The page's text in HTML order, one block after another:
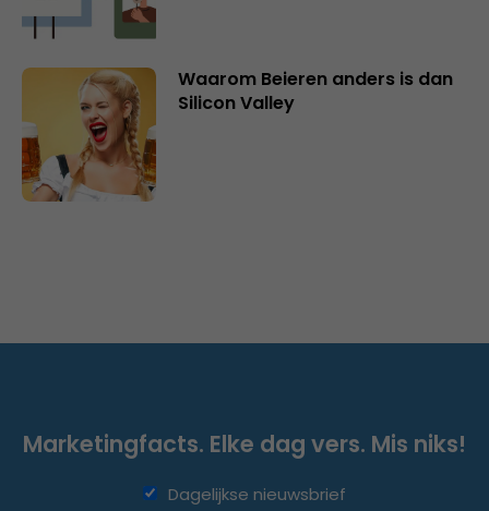
Waarom Beieren anders is dan
Silicon Valley
Marketingfacts. Elke dag vers. Mis niks!
Dagelijkse nieuwsbrief